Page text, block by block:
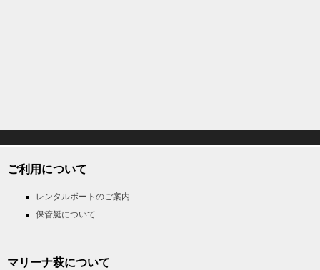
ご利用について
レンタルボートのご案内
保管艇について
マリーナ萩について